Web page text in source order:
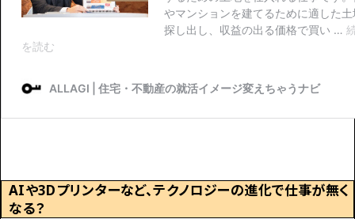
AIや3Dプリンターなど、テクノロジーの進化で仕事が無く
なる？